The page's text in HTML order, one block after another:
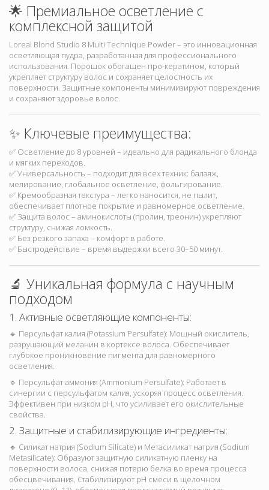
🌟 Премиальное осветление с
комплексной защитой
Loreal Blond Studio 8 Multi Technique Powder – это инновационная
осветляющая пудра, разработанная для профессионального
использования. Порошок обогащен про-кератином, который
укрепляет структуру волос и сохраняет целостность их
поверхности. Защитные компоненты минимизируют повреждения
и сохраняют здоровье волос.
✨ Ключевые преимущества:
✅ Осветление до 8 уровней – идеально для радикального блонда
и мягких переходов.
✅ Универсальность – подходит для всех техник: балаяж,
мелирование, глобальное осветление, фольгирование.
✅ Кремообразная текстура – легко наносится, не пылит,
обеспечивает плотное покрытие и равномерное осветление.
✅ Защита волос – аминокислоты (пролин, треонин) укрепляют
структуру, снижая ломкость.
✅ Без резкого запаха – комфорт в работе.
✅ Быстродействие – время выдержки всего 30–50 минут.
🔬 Уникальная формула с научным
подходом
1. Активные осветляющие компоненты:
🔹 Персульфат калия (Potassium Persulfate): Мощный окислитель,
разрушающий меланин в кортексе волоса. Обеспечивает
глубокое проникновение пигмента для равномерного
осветления.
🔹 Персульфат аммония (Ammonium Persulfate): Работает в
синергии с персульфатом калия, ускоряя процесс осветления.
Эффективен при низком pH, что усиливает его окислительные
свойства.
2. Защитные и стабилизирующие ингредиенты:
🔹 Силикат натрия (Sodium Silicate) и Метасиликат натрия (Sodium
Metasilicate): Образуют защитную силикатную пленку на
поверхности волоса, снижая потерю белка во время процесса
обесцвечивания. Стабилизируют pH смеси в щелочном